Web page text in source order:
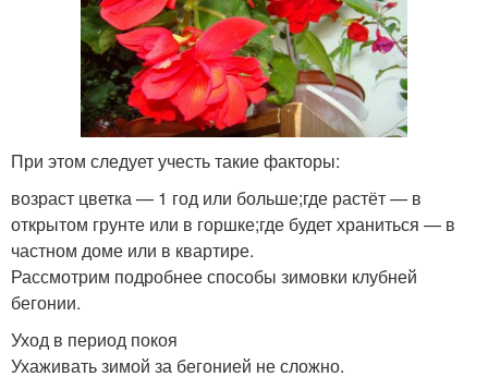
При этом следует учесть такие факторы:
возраст цветка — 1 год или больше;где растёт — в
открытом грунте или в горшке;где будет храниться — в
частном доме или в квартире.
Рассмотрим подробнее способы зимовки клубней
бегонии.
Уход в период покоя
Ухаживать зимой за бегонией не сложно.